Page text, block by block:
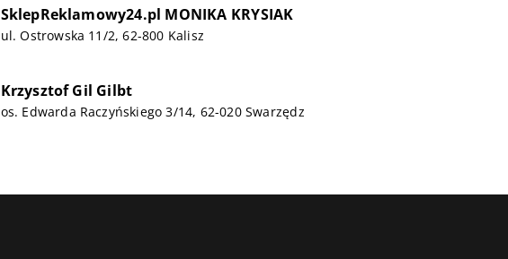
SklepReklamowy24.pl MONIKA KRYSIAK
ul. Ostrowska 11/2, 62-800 Kalisz
Krzysztof Gil Gilbt
os. Edwarda Raczyńskiego 3/14, 62-020 Swarzędz